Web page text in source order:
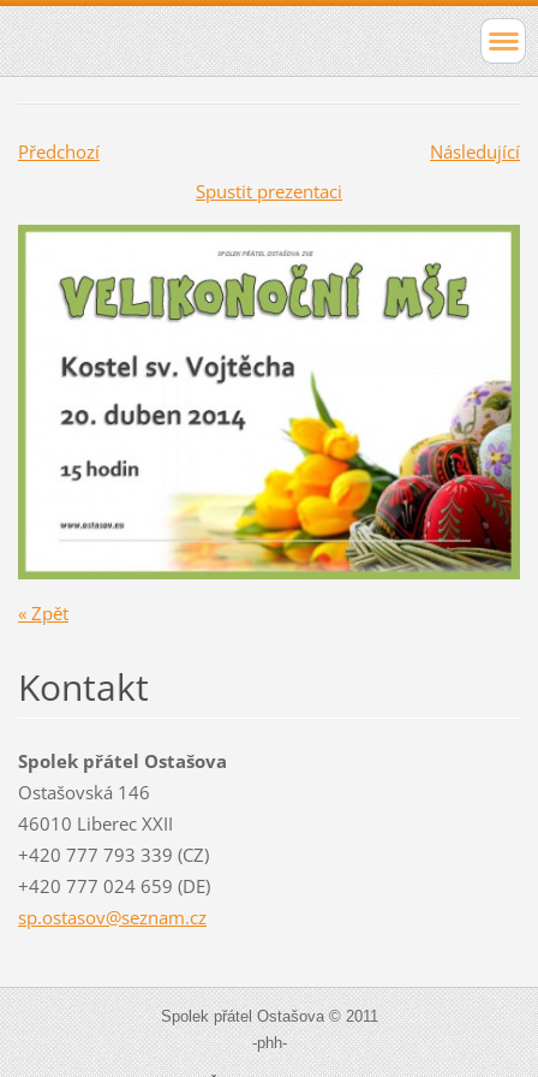
Předchozí
Následující
Spustit prezentaci
« Zpět
Kontakt
Spolek přátel Ostašova
Ostašovská 146
46010 Liberec XXII
+420 777 793 339 (CZ)
+420 777 024 659 (DE)
sp.ostasov@seznam.cz
Spolek přátel Ostašova © 2011
-phh-